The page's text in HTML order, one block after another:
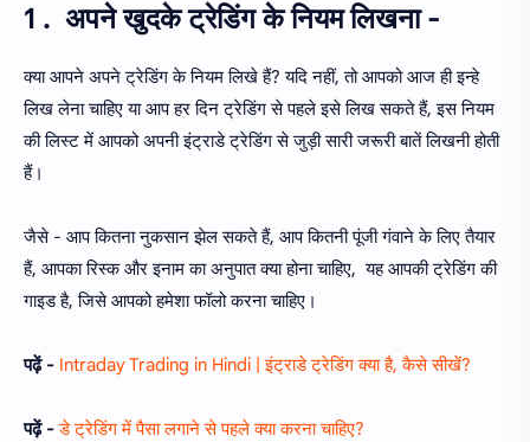
1 . अपने खुदके ट्रेडिंग के नियम लिखना -
क्या आपने अपने ट्रेडिंग के नियम लिखे हैं? यदि नहीं, तो आपको आज ही इन्हे
लिख लेना चाहिए या आप हर दिन ट्रेडिंग से पहले इसे लिख सकते हैं, इस नियम
की लिस्ट में आपको अपनी इंट्राडे ट्रेडिंग से जुड़ी सारी जरूरी बातें लिखनी होती
हैं।
जैसे - आप कितना नुकसान झेल सकते हैं, आप कितनी पूंजी गंवाने के लिए तैयार
हैं, आपका रिस्क और इनाम का अनुपात क्या होना चाहिए, यह आपकी ट्रेडिंग की
गाइड है, जिसे आपको हमेशा फॉलो करना चाहिए।
पढ़ें - Intraday Trading in Hindi | इंट्राडे ट्रेडिंग क्या है, कैसे सीखें?
पढ़ें -डे ट्रेडिंग में पैसा लगाने से पहले क्या करना चाहिए?